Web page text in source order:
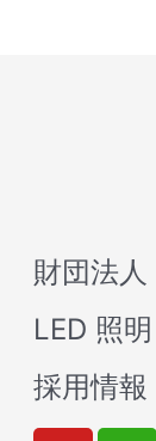
財団法人
LED 照明
採用情報